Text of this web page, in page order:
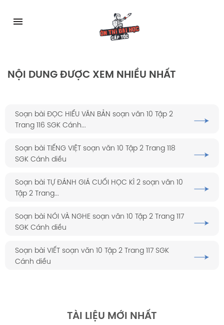
menu
NỘI DUNG ĐƯỢC XEM NHIỀU NHẤT
Soạn bài ĐỌC HIỂU VĂN BẢN soạn văn 10 Tập 2
Trang 116 SGK Cánh...
Soạn bài TIẾNG VIỆT soạn văn 10 Tập 2 Trang 118
SGK Cánh diều
Soạn bài TỰ ĐÁNH GIÁ CUỐI HỌC KÌ 2 soạn văn 10
Tập 2 Trang...
Soạn bài NÓI VÀ NGHE soạn văn 10 Tập 2 Trang 117
SGK Cánh diều
Soạn bài VIẾT soạn văn 10 Tập 2 Trang 117 SGK
Cánh diều
TÀI LIỆU MỚI NHẤT